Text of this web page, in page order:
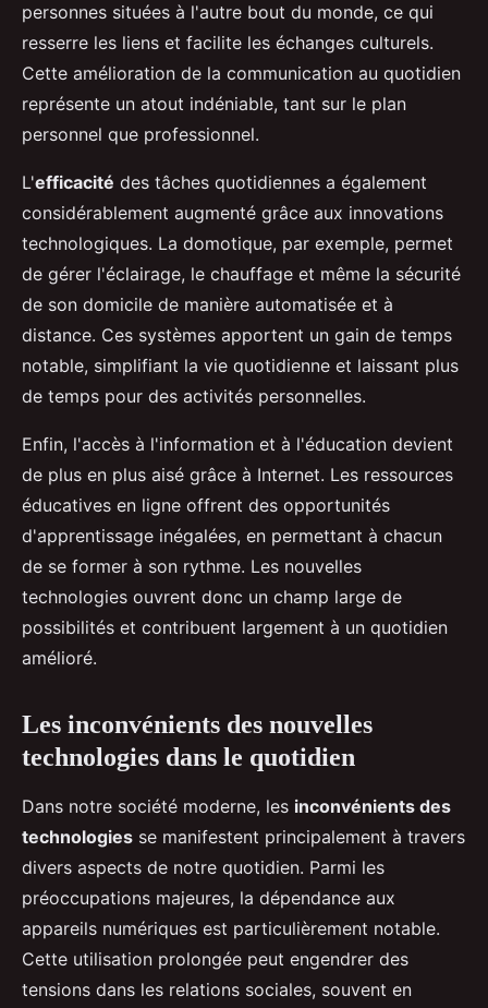
personnes situées à l'autre bout du monde, ce qui
resserre les liens et facilite les échanges culturels.
Cette amélioration de la communication au quotidien
représente un atout indéniable, tant sur le plan
personnel que professionnel.
L'efficacité des tâches quotidiennes a également
considérablement augmenté grâce aux innovations
technologiques. La domotique, par exemple, permet
de gérer l'éclairage, le chauffage et même la sécurité
de son domicile de manière automatisée et à
distance. Ces systèmes apportent un gain de temps
notable, simplifiant la vie quotidienne et laissant plus
de temps pour des activités personnelles.
Enfin, l'accès à l'information et à l'éducation devient
de plus en plus aisé grâce à Internet. Les ressources
éducatives en ligne offrent des opportunités
d'apprentissage inégalées, en permettant à chacun
de se former à son rythme. Les nouvelles
technologies ouvrent donc un champ large de
possibilités et contribuent largement à un quotidien
amélioré.
Les inconvénients des nouvelles
technologies dans le quotidien
Dans notre société moderne, les inconvénients des
technologies se manifestent principalement à travers
divers aspects de notre quotidien. Parmi les
préoccupations majeures, la dépendance aux
appareils numériques est particulièrement notable.
Cette utilisation prolongée peut engendrer des
tensions dans les relations sociales, souvent en